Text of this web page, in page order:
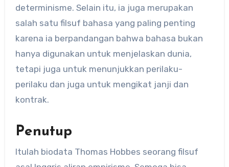
determinisme. Selain itu, ia juga merupakan
salah satu filsuf bahasa yang paling penting
karena ia berpandangan bahwa bahasa bukan
hanya digunakan untuk menjelaskan dunia,
tetapi juga untuk menunjukkan perilaku-
perilaku dan juga untuk mengikat janji dan
kontrak.
Penutup
Itulah biodata Thomas Hobbes seorang filsuf